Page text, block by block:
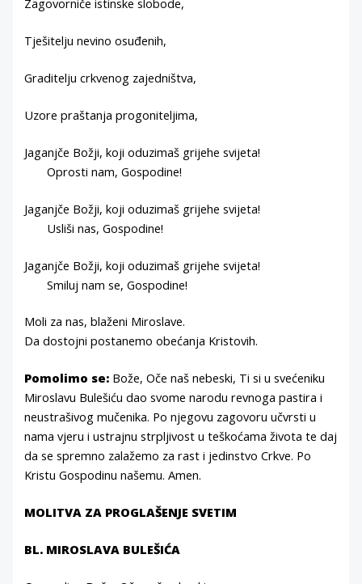
Zagovorniče istinske slobode,
Tješitelju nevino osuđenih,
Graditelju crkvenog zajedništva,
Uzore praštanja progoniteljima,
Jaganjče Božji, koji oduzimaš grijehe svijeta!
Oprosti nam, Gospodine!
Jaganjče Božji, koji oduzimaš grijehe svijeta!
Usliši nas, Gospodine!
Jaganjče Božji, koji oduzimaš grijehe svijeta!
Smiluj nam se, Gospodine!
Moli za nas, blaženi Miroslave.
Da dostojni postanemo obećanja Kristovih.
Pomolimo se: Bože, Oče naš nebeski, Ti si u svećeniku
Miroslavu Bulešiću dao svome narodu revnoga pastira i
neustrašivog mučenika. Po njegovu zagovoru učvrsti u
nama vjeru i ustrajnu strpljivost u teškoćama života te daj
da se spremno zalažemo za rast i jedinstvo Crkve. Po
Kristu Gospodinu našemu. Amen.
MOLITVA ZA PROGLAŠENJE SVETIM
BL. MIROSLAVA BULEŠIĆA